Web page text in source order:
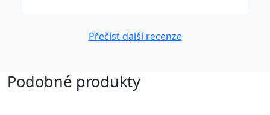
Přečíst další recenze
Podobné produkty